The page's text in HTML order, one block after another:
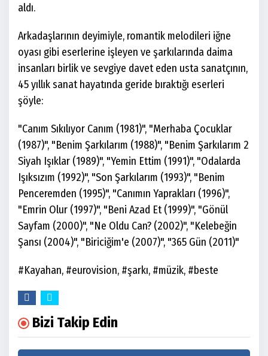
aldı.
Arkadaşlarının deyimiyle, romantik melodileri iğne
oyası gibi eserlerine işleyen ve şarkılarında daima
insanları birlik ve sevgiye davet eden usta sanatçının,
45 yıllık sanat hayatında geride bıraktığı eserleri
şöyle:
"Canım Sıkılıyor Canım (1981)", "Merhaba Çocuklar
(1987)", "Benim Şarkılarım (1988)", "Benim Şarkılarım 2
Siyah Işıklar (1989)", "Yemin Ettim (1991)", "Odalarda
Işıksızım (1992)", "Son Şarkılarım (1993)", "Benim
Penceremden (1995)", "Canımın Yaprakları (1996)",
"Emrin Olur (1997)", "Beni Azad Et (1999)", "Gönül
Sayfam (2000)", "Ne Oldu Can? (2002)", "Kelebeğin
Şansı (2004)", "Biriciğim'e (2007)", "365 Gün (2011)"
#Kayahan, #eurovision, #şarkı, #müzik, #beste
Bizi Takip Edin